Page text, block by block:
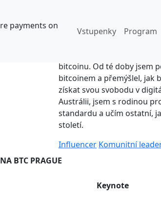
payments on
Vstupenky Program
YouTuber zabývající se
V roce 2017 jsem se vzdal
bitcoinu. Od té doby jsem
bitcoinem a přemýšlel, jak
získat svou svobodu v
Austrálii, jsem s rodinou
standardu a učím ostatní,
století.
Influencer Komunitní
BTC PRAGUE
Keynote